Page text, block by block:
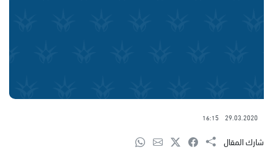
29.03.2020
16:15
شارك المقال